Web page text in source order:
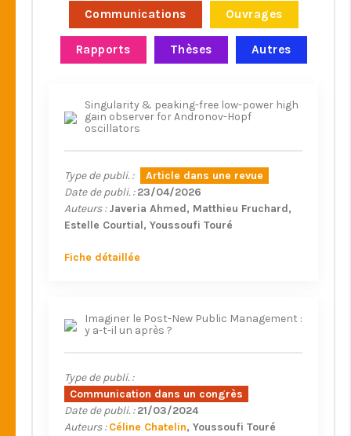
Communications Ouvrages
Rapports Thèses Autres
Singularity & peaking-free low-power high
gain observer for Andronov-Hopf
oscillators
Type de publi. :
Article dans une revue
Date de publi. : 23/04/2026
Auteurs : Javeria Ahmed Matthieu Fruchard
Estelle Courtial Youssoufi Touré
Fiche détaillée
Imaginer le Post-New Public Management :
y a-t-il un après ?
Type de publi. :
Communication dans un congrès
Date de publi. : 21/03/2024
Auteurs : Céline Chatelin Youssoufi Touré